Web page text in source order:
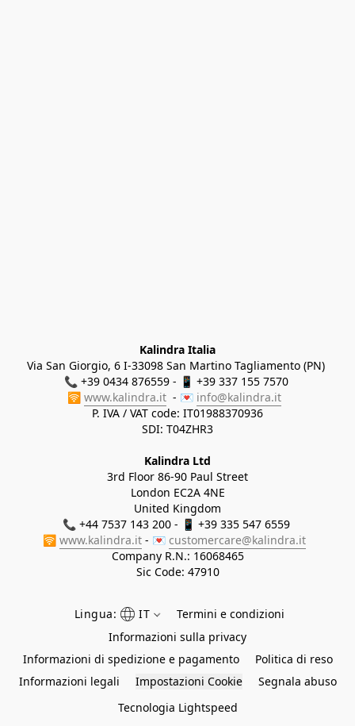
Kalindra Italia
Via San Giorgio, 6 I-33098 San Martino Tagliamento (PN)
📞 +39 0434 876559 - 📱 +39 337 155 7570
🛜 www.kalindra.it
  - 💌
info@kalindra.it
P. IVA / VAT code: IT01988370936
SDI: T04ZHR3
Kalindra Ltd
3rd Floor 86-90 Paul Street
London EC2A 4NE
United Kingdom
📞 +44 7537 143 200 - 📱 +39 335 547 6559
🛜 www.kalindra.it - 💌 customercare@kalindra.it
Company R.N.: 16068465
Sic Code: 47910
Lingua: IT
Termini e condizioni
Informazioni sulla privacy
Informazioni di spedizione e pagamento
Politica di reso
Informazioni legali
Impostazioni Cookie
Segnala abuso
Tecnologia Lightspeed